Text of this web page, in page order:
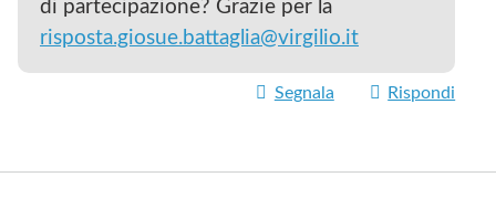
di partecipazione? Grazie per la
risposta.giosue.battaglia@virgilio.it
Segnala Rispondi